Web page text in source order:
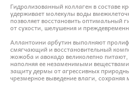
Гидролизованный коллаген в составе
удерживает молекулы воды
позволяет восстановить оптимальный
от сухости, шелушения и
Аллантоини арбутин выполняют
смягчающий и восстановительный
жожоба и авокадо великолепно
наполняя ее незаменимыми
защиту дермы от агрессивных
чрезмерное выведение влаги,